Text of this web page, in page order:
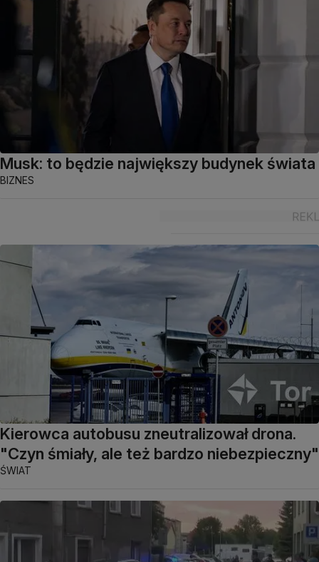
Musk: to będzie największy budynek świata
BIZNES
Kierowca autobusu zneutralizował drona.
"Czyn śmiały, ale też bardzo niebezpieczny"
ŚWIAT